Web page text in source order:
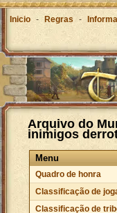
Inicio - Regras -
Arquivo do
inimigos
Menu
Quadro de honra
Classificação de
Classificação de